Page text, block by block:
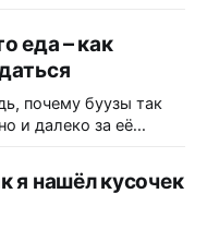
второго
мы
аэропорта,
еда – как
почему буузы так
и далеко за её
из
есть буузы,
статье
я нашёл кусочек